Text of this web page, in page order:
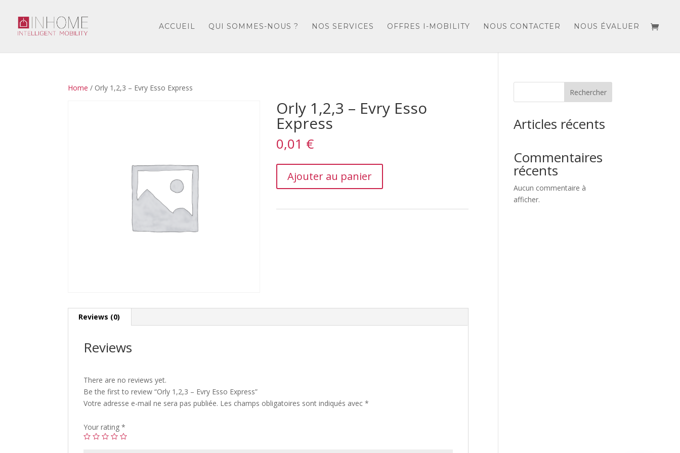
ACCUEIL QUI SOMMES-NOUS ? NOS SERVICES OFFRES I-MOBILITY NOUS CONTACTER NOUS ÉVALUER
Home / Orly 1,2,3 – Evry Esso Express
Orly 1,2,3 – Evry Esso
Express
0,01 €
1,2,3
–
Ajouter au panier
Reviews (0)
Reviews
There are no reviews yet.
Be the first to review “Orly 1,2,3 – Evry Esso Express”
Votre adresse e-mail ne sera pas publiée. Les champs obligatoires sont indiqués avec*
Your rating*
Rechercher
Articles récents
Commentaires
récents
Aucun commentaire à
afficher.